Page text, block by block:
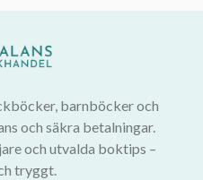
barnböcker och
och säkra betalningar.
och utvalda boktips –
tryggt.